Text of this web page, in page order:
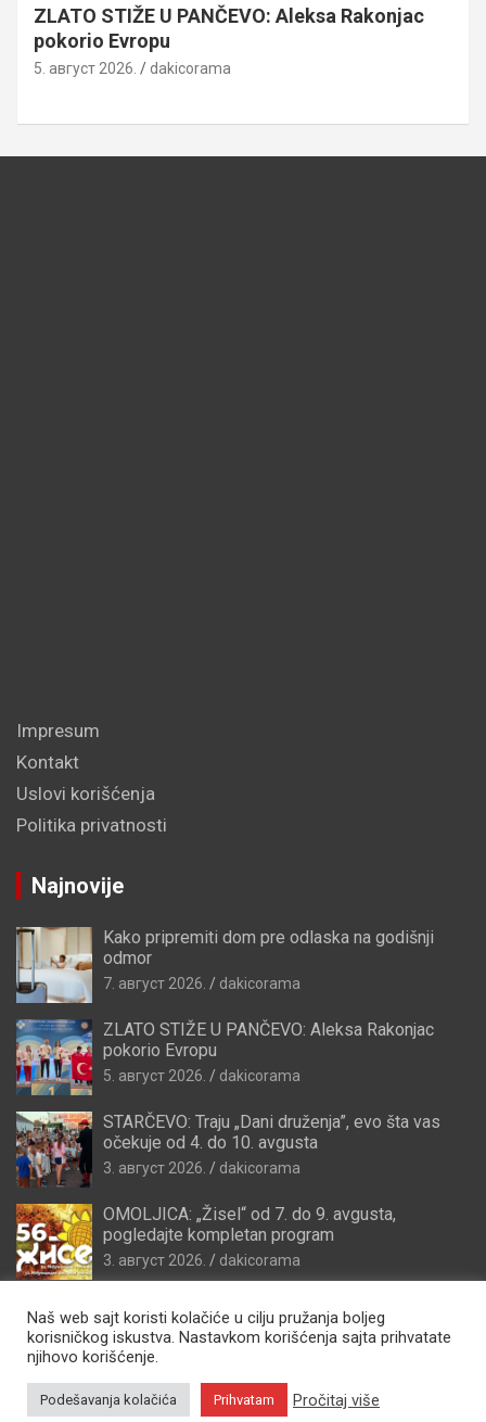
ZLATO STIŽE U PANČEVO: Aleksa Rakonjac
pokorio Evropu
5. август 2026. dakicorama
Impresum
Kontakt
Uslovi korišćenja
Politika privatnosti
Najnovije
Kako pripremiti dom pre odlaska na godišnji
odmor
7. август 2026. dakicorama
ZLATO STIŽE U PANČEVO: Aleksa Rakonjac
pokorio Evropu
5. август 2026. dakicorama
STARČEVO: Traju „Dani druženja”, evo šta vas
očekuje od 4. do 10. avgusta
3. август 2026. dakicorama
OMOLJICA: „Žisel“ od 7. do 9. avgusta,
pogledajte kompletan program
3. август 2026. dakicorama
Copyright © 2026Zdravo Pančevo
Naš web sajt koristi kolačiće u cilju pružanja boljeg
korisničkog iskustva. Nastavkom korišćenja sajta prihvatate
njihovo korišćenje.
Podešavanja kolačića Prihvatam Pročitaj više